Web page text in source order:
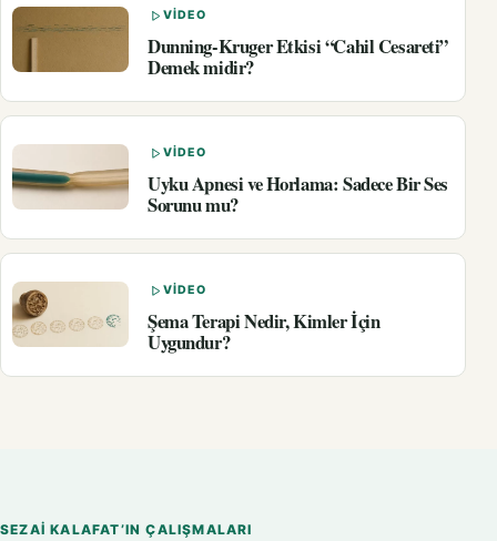
VIDEO
Dunning-Kruger Etkisi “Cahil Cesareti”
Demek midir?
VIDEO
Uyku Apnesi ve Horlama: Sadece Bir Ses
Sorunu mu?
VIDEO
Şema Terapi Nedir, Kimler İçin
Uygundur?
SEZAI KALAFAT’IN ÇALIŞMALARI